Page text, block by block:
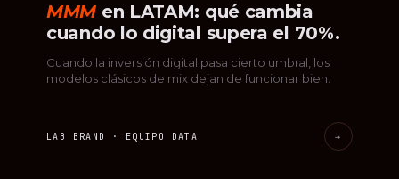
MMM en LATAM: qué cambia
cuando lo digital supera el 70%.
Cuando la inversión digital pasa cierto umbral, los
modelos clásicos de mix dejan de funcionar bien.
LAB BRAND · EQUIPO DATA →